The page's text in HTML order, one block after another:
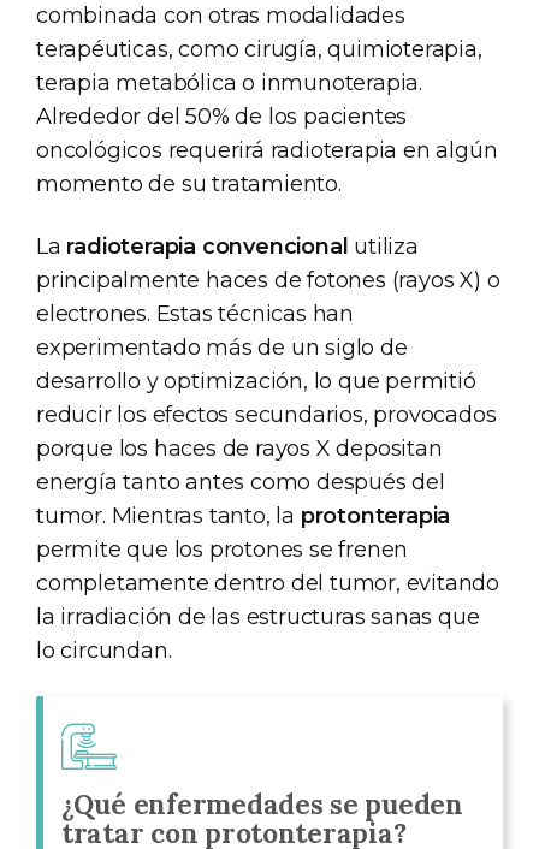
combinada con otras modalidades
terapéuticas, como cirugía, quimioterapia,
terapia metabólica o inmunoterapia.
Alrededor del 50% de los pacientes
oncológicos requerirá radioterapia en algún
momento de su tratamiento.
La radioterapia convencional utiliza
principalmente haces de fotones (rayos X) o
electrones. Estas técnicas han
experimentado más de un siglo de
desarrollo y optimización, lo que permitió
reducir los efectos secundarios, provocados
porque los haces de rayos X depositan
energía tanto antes como después del
tumor. Mientras tanto, la protonterapia
permite que los protones se frenen
completamente dentro del tumor, evitando
la irradiación de las estructuras sanas que
lo circundan.
¿Qué enfermedades se pueden
tratar con protonterapia?